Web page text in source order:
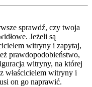
sprawdź, czy twoja
Jeżeli są
witryny i zapytaj,
prawdopodobieństwo,
witryny, na której
właścicielem witryny i
on go naprawić.